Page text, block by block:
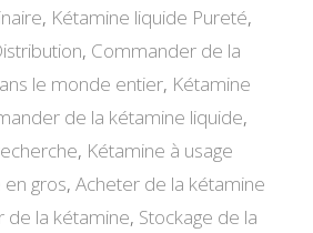
, Kétamine liquide Pureté,
, Commander de la
le monde entier, Kétamine
de la kétamine liquide,
, Kétamine à usage
en gros, Acheter de la kétamine
de la kétamine, Stockage de la